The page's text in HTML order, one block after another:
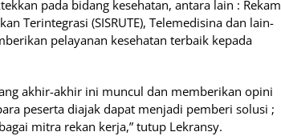
pada bidang kesehatan, antara lain : Rekam
Terintegrasi (SISRUTE), Telemedisina dan lain-
pelayanan kesehatan terbaik kepada
akhir-akhir ini muncul dan memberikan opini
peserta diajak dapat menjadi pemberi solusi ;
mitra rekan kerja,” tutup Lekransy.